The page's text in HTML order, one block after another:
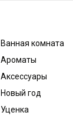
Ванная комната
Ароматы
Аксессуары
Новый год
Уценка